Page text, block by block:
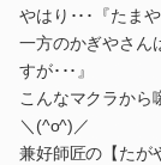
やはり･･･『たま
一方のかぎやさん
すが･･･』
こんなマクラから
＼(^o^)／
兼好師匠の【たが